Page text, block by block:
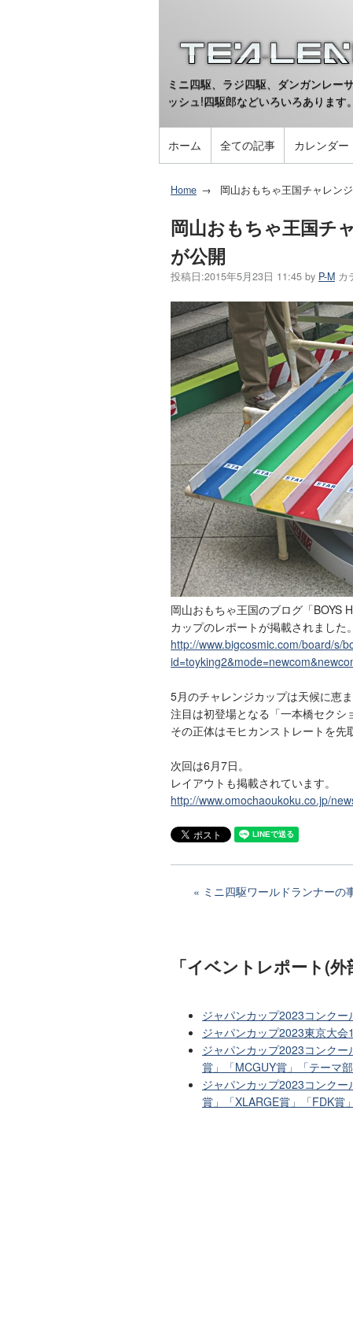
ミニ四駆、ラジ四駆、ダンガンレー
ッシュ!四駆郎などいろいろあります。
ホーム 全ての記事 カレンダー
Home 岡山おもちゃ王国チャレン
岡山おもちゃ王国チ
が公開
投稿日:2015年5月23日 11:45 by P-M カ
岡山おもちゃ王国のブログ「BOYS
カップのレポートが掲載されました。
http://www.bigcosmic.com/board/s/
5月のチャレンジカップは天候に恵
注目は初登場となる「一本橋セクシ
その正体はモヒカンストレートを先
次回は6月7日。
レイアウトも掲載されています。
http://www.omochaoukoku.co.jp/
ミニ四駆ワールドランナーの
「イベントレポート(
ジャパンカップ2023コンク
ジャパンカップ2023東京大
ジャパンカップ2023コンク
賞」「MCGUY賞」「テーマ
ジャパンカップ2023コンク
賞」「XLARGE賞」「FDK賞